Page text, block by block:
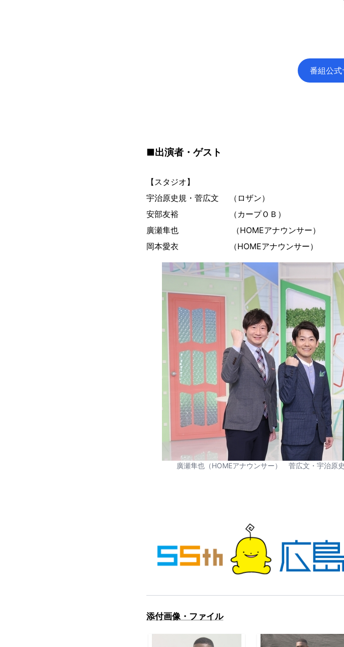
番組公式
■出演者・ゲスト
【スタジオ】
宇治原史規・菅広文 （ロザン）
安部友裕 （カープＯＢ）
廣瀬隼也 （HOMEアナウンサー）
岡本愛衣 （HOMEアナウンサー）
廣瀬隼也（HOMEアナウンサー） 菅広文・宇治原
添付画像・ファイル